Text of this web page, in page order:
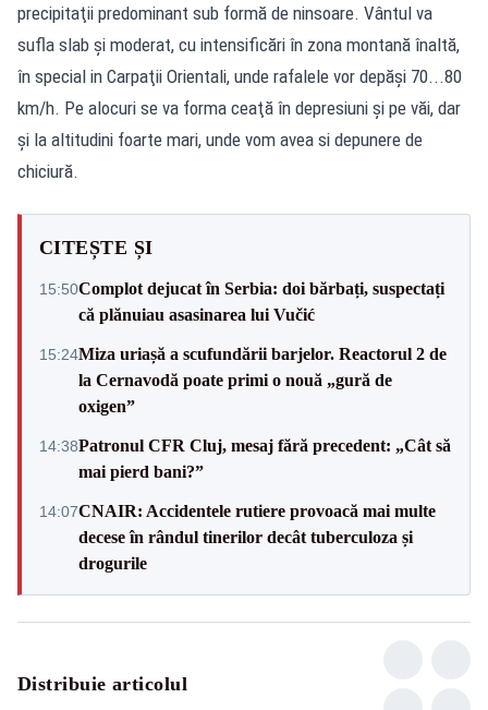
precipitaţii predominant sub formă de ninsoare. Vântul va
sufla slab şi moderat, cu intensificări în zona montană înaltă,
în special in Carpaţii Orientali, unde rafalele vor depăşi 70...80
km/h. Pe alocuri se va forma ceaţă în depresiuni şi pe văi, dar
şi la altitudini foarte mari, unde vom avea si depunere de
chiciură.
CITEȘTE ȘI
15:50Complot dejucat în Serbia: doi bărbați, suspectați
că plănuiau asasinarea lui Vučić
15:24Miza uriașă a scufundării barjelor. Reactorul 2 de
la Cernavodă poate primi o nouă „gură de
oxigen”
14:38Patronul CFR Cluj, mesaj fără precedent: „Cât să
mai pierd bani?”
14:07CNAIR: Accidentele rutiere provoacă mai multe
decese în rândul tinerilor decât tuberculoza și
drogurile
Distribuie articolul